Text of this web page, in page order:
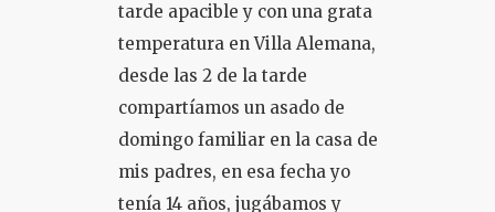
tarde apacible y con una grata
temperatura en Villa Alemana,
desde las 2 de la tarde
compartíamos un asado de
domingo familiar en la casa de
mis padres, en esa fecha yo
tenía 14 años, jugábamos y